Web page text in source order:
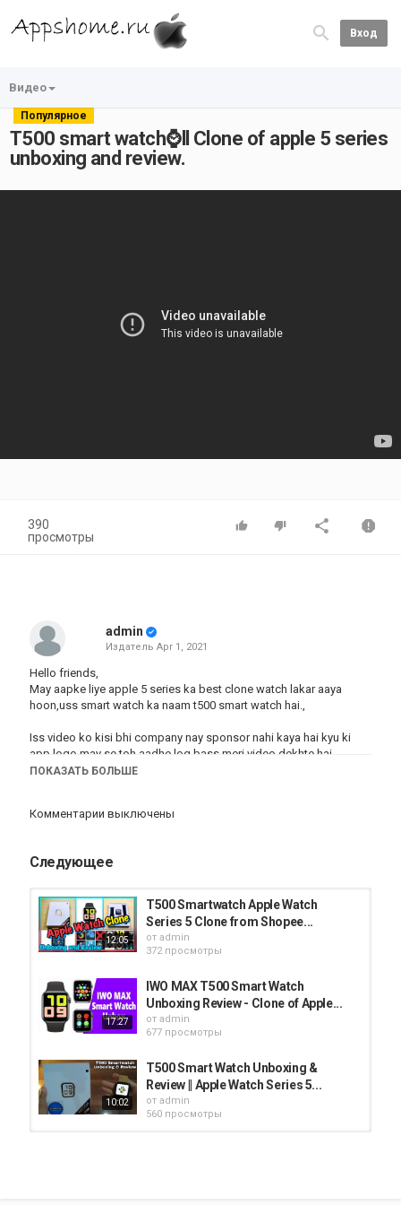
Вход
Видео
Популярное
T500 smart watch⌚ll Clone of apple 5 series
unboxing and review.
390
просмотры
admin
Издатель Apr 1, 2021
Hello friends,
May aapke liye apple 5 series ka best clone watch lakar aaya
hoon,uss smart watch ka naam t500 smart watch hai.,
Iss video ko kisi bhi company nay sponsor nahi kaya hai kyu ki
app logo may se toh aadhe log bass meri video dekhte hai
iPhone 5C Обзор
ПОКАЗАТЬ БОЛЬШЕ
Комментарии выключены
Следующее
12:05
T500 Smartwatch Apple Watch
Series 5 Clone from Shopee...
от admin
372 просмотры
17:27
IWO MAX T500 Smart Watch
Unboxing Review - Clone of Apple...
от admin
677 просмотры
10:02
T500 Smart Watch Unboxing &
Review || Apple Watch Series 5...
от admin
560 просмотры